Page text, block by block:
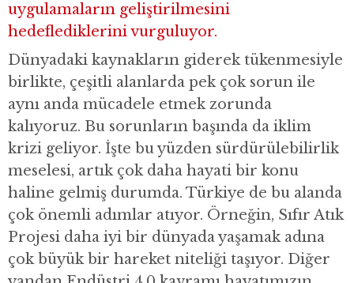
uygulamaların geliştirilmesini
hedeflediklerini vurguluyor.
Dünyadaki kaynakların giderek tükenmesiyle
birlikte, çeşitli alanlarda pek çok sorun ile
aynı anda mücadele etmek zorunda
kalıyoruz. Bu sorunların başında da iklim
krizi geliyor. İşte bu yüzden sürdürülebilirlik
meselesi, artık çok daha hayati bir konu
haline gelmiş durumda. Türkiye de bu alanda
çok önemli adımlar atıyor. Örneğin, Sıfır Atık
Projesi daha iyi bir dünyada yaşamak adına
çok büyük bir hareket niteliği taşıyor. Diğer